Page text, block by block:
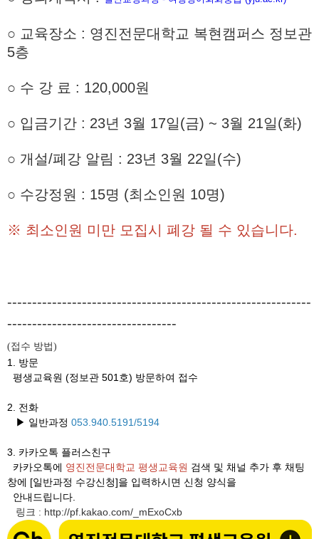
○ 교육장소 : 영진전문대학교 복현캠퍼스 정보관
5층
○ 수 강 료 : 120,000원
○ 입금기간 : 23년 3월 17일(금) ~ 3월 21일(화)
○ 개설/폐강 알림 : 23년 3월 22일(수)
○ 수강정원 : 15명 (최소인원 10명)
※ 최소인원 미만 모집시 폐강 될 수 있습니다.
-------------------------------------------------------------
----------------------------------
(접수 방법)
1. 방문
평생교육원 (정보관 501호) 방문하여 접수
2. 전화
▶ 일반과정 053.940.5191/5194
3. 카카오톡 플러스친구
카카오톡에 영진전문대학교 평생교육원 검색 및 채널 추가 후 채팅
창에 [일반과정 수강신청]을 입력하시면 신청 양식을
안내드립니다.
링크 : http://pf.kakao.com/_mExoCxb